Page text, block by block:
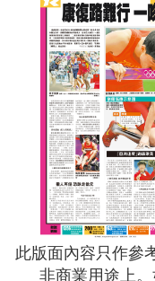
此版面內容只作參
非商業用途上